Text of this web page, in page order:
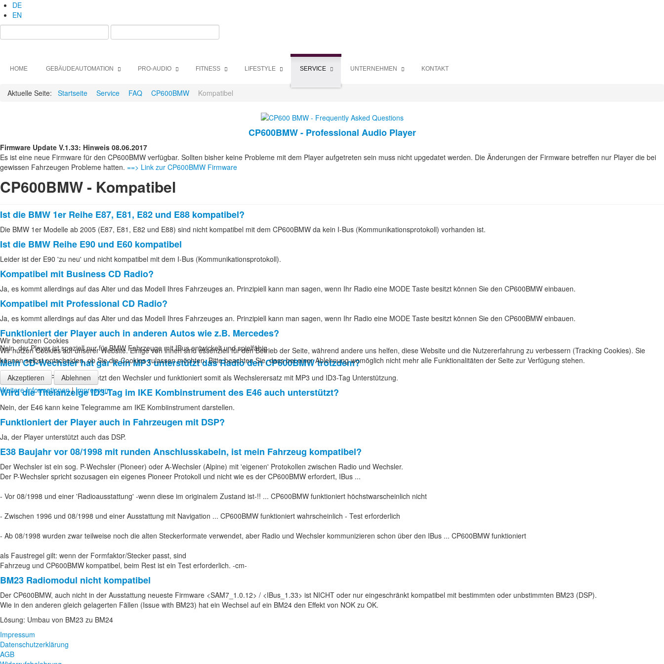
DE
EN
HOME GEBÄUDEAUTOMATION PRO-AUDIO FITNESS LIFESTYLE SERVICE UNTERNEHMEN KONTAKT
Aktuelle Seite: Startseite Service FAQ CP600BMW Kompatibel
CP600BMW - Professional Audio Player
Firmware Update V.1.33: Hinweis 08.06.2017
Es ist eine neue Firmware für den CP600BMW verfügbar. Sollten bisher keine Probleme mit dem Player aufgetreten sein muss nicht upgedatet werden. Die Änderungen der Firmware betreffen nur Player die bei
gewissen Fahrzeugen Probleme hatten. ==> Link zur CP600BMW Firmware
CP600BMW - Kompatibel
Ist die BMW 1er Reihe E87, E81, E82 und E88 kompatibel?
Die BMW 1er Modelle ab 2005 (E87, E81, E82 und E88) sind nicht kompatibel mit dem CP600BMW da kein I-Bus (Kommunikationsprotokoll) vorhanden ist.
Ist die BMW Reihe E90 und E60 kompatibel
Leider ist der E90 'zu neu' und nicht kompatibel mit dem I-Bus (Kommunikationsprotokoll).
Kompatibel mit Business CD Radio?
Ja, es kommt allerdings auf das Alter und das Modell Ihres Fahrzeuges an. Prinzipiell kann man sagen, wenn Ihr Radio eine MODE Taste besitzt können Sie den CP600BMW einbauen.
Kompatibel mit Professional CD Radio?
Ja, es kommt allerdings auf das Alter und das Modell Ihres Fahrzeuges an. Prinzipiell kann man sagen, wenn Ihr Radio eine MODE Taste besitzt können Sie den CP600BMW einbauen.
Funktioniert der Player auch in anderen Autos wie z.B. Mercedes?
Nein, der Player ist speziell nur für BMW Fahrzeuge mit IBus entwickelt und spielfähig
Mein CD-Wechsler hat gar kein MP3 unterstützt das Radio den CP600BMW trotzdem?
Ja, der Player CP600BMW ersetzt den Wechsler und funktioniert somit als Wechslerersatz mit MP3 und ID3-Tag Unterstützung.
Wird die Titelanzeige ID3-Tag im IKE Kombinstrument des E46 auch unterstützt?
Nein, der E46 kann keine Telegramme am IKE Kombiinstrument darstellen.
Funktioniert der Player auch in Fahrzeugen mit DSP?
Ja, der Player unterstützt auch das DSP.
E38 Baujahr vor 08/1998 mit runden Anschlusskabeln, ist mein Fahrzeug kompatibel?
Der Wechsler ist ein sog. P-Wechsler (Pioneer) oder A-Wechsler (Alpine) mit 'eigenen' Protokollen zwischen Radio und Wechsler.
Der P-Wechsler spricht sozusagen ein eigenes Pioneer Protokoll und nicht wie es der CP600BMW erfordert, IBus ...
- Vor 08/1998 und einer 'Radioausstattung' -wenn diese im originalem Zustand ist-!! ... CP600BMW funktioniert höchstwarscheinlich nicht
- Zwischen 1996 und 08/1998 und einer Ausstattung mit Navigation ... CP600BMW funktioniert wahrscheinlich - Test erforderlich
- Ab 08/1998 wurden zwar teilweise noch die alten Steckerformate verwendet, aber Radio und Wechsler kommunizieren schon über den IBus ... CP600BMW funktioniert
als Faustregel gilt: wenn der Formfaktor/Stecker passt, sind
Fahrzeug und CP600BMW kompatibel, beim Rest ist ein Test erforderlich. -cm-
BM23 Radiomodul nicht kompatibel
Der CP600BMW, auch nicht in der Ausstattung neueste Firmware <SAM7_1.0.12> / <IBus_1.33> ist NICHT oder nur eingeschränkt kompatibel mit bestimmten oder unbstimmten BM23 (DSP).
Wie in den anderen gleich gelagerten Fällen (Issue with BM23) hat ein Wechsel auf ein BM24 den Effekt von NOK zu OK.
Lösung: Umbau von BM23 zu BM24
Impressum
Datenschutzerklärung
AGB
Wir benutzen Cookies
Wir nutzen Cookies auf unserer Website. Einige von ihnen sind essenziell für den Betrieb der Seite, während andere uns helfen, diese Website und die Nutzererfahrung zu verbessern (Tracking Cookies). Sie
können selbst entscheiden, ob Sie die Cookies zulassen möchten. Bitte beachten Sie, dass bei einer Ablehnung womöglich nicht mehr alle Funktionalitäten der Seite zur Verfügung stehen.
Akzeptieren
Ablehnen
Weitere Informationen|Impressum